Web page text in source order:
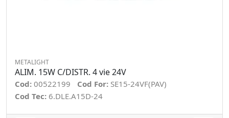
METALIGHT
ALIM. 15W C/DISTR. 4 vie 24V
Cod: 00522199 Cod For: SE15-24VF(PAV)
Cod Tec: 6.DLE.A15D-24